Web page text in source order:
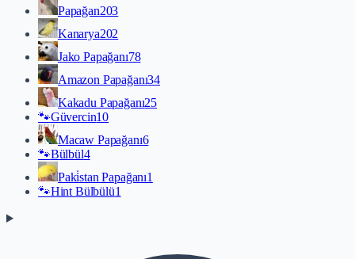
Papağan203
Kanarya202
Jako Papağanı78
Amazon Papağanı34
Kakadu Papağanı25
🐾Güvercin10
Macaw Papağanı6
🐾Bülbül4
Paki̇stan Papağanı1
🐾Hint Bülbülü1